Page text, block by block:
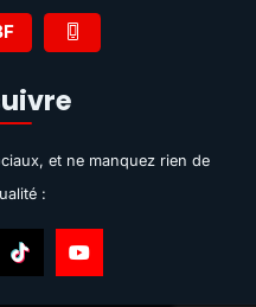
et ne manquez rien de
: